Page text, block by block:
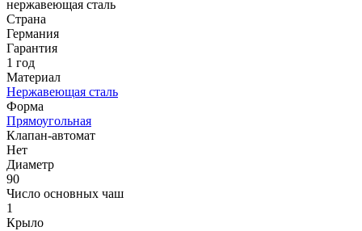
нержавеющая сталь
Страна
Германия
Гарантия
1 год
Материал
Нержавеющая сталь
Форма
Прямоугольная
Клапан-автомат
Нет
Диаметр
90
Число основных чаш
1
Крыло